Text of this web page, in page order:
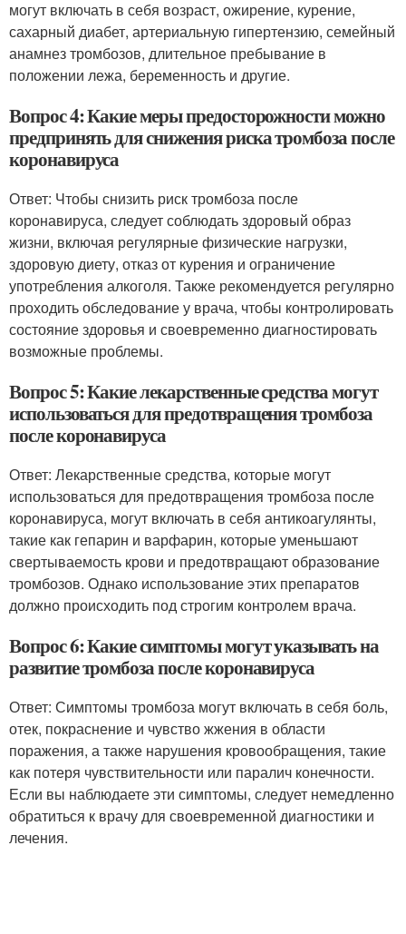
могут включать в себя возраст, ожирение, курение,
сахарный диабет, артериальную гипертензию, семейный
анамнез тромбозов, длительное пребывание в
положении лежа, беременность и другие.
Вопрос 4: Какие меры предосторожности можно
предпринять для снижения риска тромбоза после
коронавируса
Ответ: Чтобы снизить риск тромбоза после
коронавируса, следует соблюдать здоровый образ
жизни, включая регулярные физические нагрузки,
здоровую диету, отказ от курения и ограничение
употребления алкоголя. Также рекомендуется регулярно
проходить обследование у врача, чтобы контролировать
состояние здоровья и своевременно диагностировать
возможные проблемы.
Вопрос 5: Какие лекарственные средства могут
использоваться для предотвращения тромбоза
после коронавируса
Ответ: Лекарственные средства, которые могут
использоваться для предотвращения тромбоза после
коронавируса, могут включать в себя антикоагулянты,
такие как гепарин и варфарин, которые уменьшают
свертываемость крови и предотвращают образование
тромбозов. Однако использование этих препаратов
должно происходить под строгим контролем врача.
Вопрос 6: Какие симптомы могут указывать на
развитие тромбоза после коронавируса
Ответ: Симптомы тромбоза могут включать в себя боль,
отек, покраснение и чувство жжения в области
поражения, а также нарушения кровообращения, такие
как потеря чувствительности или паралич конечности.
Если вы наблюдаете эти симптомы, следует немедленно
обратиться к врачу для своевременной диагностики и
лечения.